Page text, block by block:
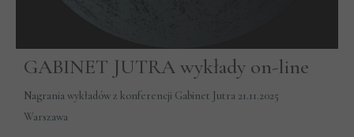
GABINET JUTRA wykłady on-line
Nagrania wykładów z konferencji Gabinet Jutra 21.11.2025
Warszawa